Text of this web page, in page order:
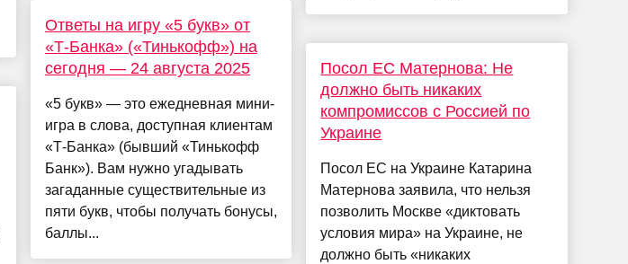
Ответы на игру «5 букв» от
«Т-Банка» («Тинькофф») на
сегодня — 24 августа 2025
«5 букв» — это ежедневная мини-
игра в слова, доступная клиентам
«Т-Банка» (бывший «Тинькофф
Банк»). Вам нужно угадывать
загаданные существительные из
пяти букв, чтобы получать бонусы,
баллы...
Посол ЕС Матернова: Не
должно быть никаких
компромиссов с Россией по
Украине
Посол ЕС на Украине Катарина
Матернова заявила, что нельзя
позволить Москве «диктовать
условия мира» на Украине, не
должно быть «никаких